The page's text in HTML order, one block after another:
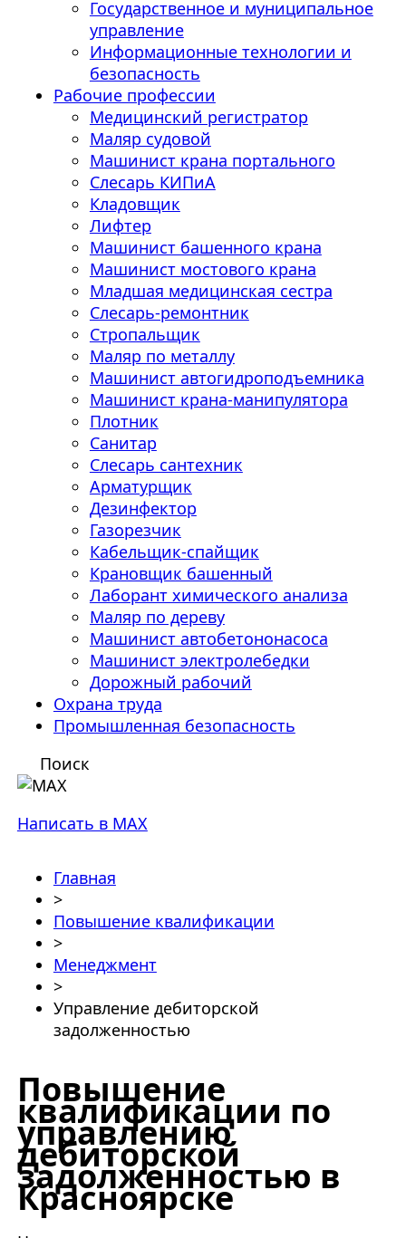
Государственное и муниципальное
управление
Информационные технологии и
безопасность
Рабочие профессии
Медицинский регистратор
Маляр судовой
Машинист крана портального
Слесарь КИПиА
Кладовщик
Лифтер
Машинист башенного крана
Машинист мостового крана
Младшая медицинская сестра
Слесарь-ремонтник
Стропальщик
Маляр по металлу
Машинист автогидроподъемника
Машинист крана-манипулятора
Плотник
Санитар
Слесарь сантехник
Арматурщик
Дезинфектор
Газорезчик
Кабельщик-спайщик
Крановщик башенный
Лаборант химического анализа
Маляр по дереву
Машинист автобетононасоса
Машинист электролебедки
Дорожный рабочий
Охрана труда
Промышленная безопасность
Поиск
Написать в MAX
Главная
>
Повышение квалификации
>
Менеджмент
>
Управление дебиторской
задолженностью
Повышение
квалификации по
управлению
дебиторской
задолженностью в
Красноярске